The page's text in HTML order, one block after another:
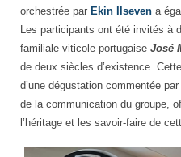
orchestrée par Ekin Ilseven a
Les participants ont été invités à
familiale viticole portugaise José
de deux siècles d’existence.
d’une dégustation commentée par
de la communication du groupe,
l’héritage et les savoir-faire de